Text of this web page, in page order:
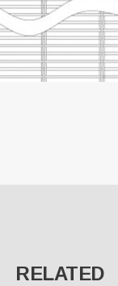
RELATED